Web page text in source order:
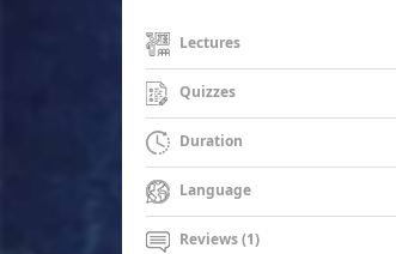
Lectures
Quizzes
Duration
Language
Reviews (1)